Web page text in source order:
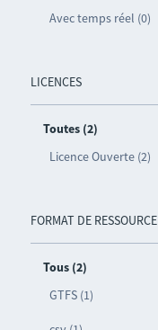
Avec temps réel (0)
LICENCES
Toutes (2)
Licence Ouverte (2)
FORMAT DE RESSOURCE
Tous (2)
GTFS (1)